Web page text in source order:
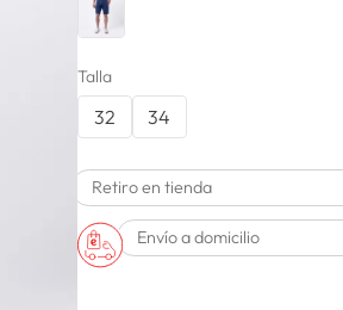
Talla
32 34
Retiro en tienda
Envío a domicilio